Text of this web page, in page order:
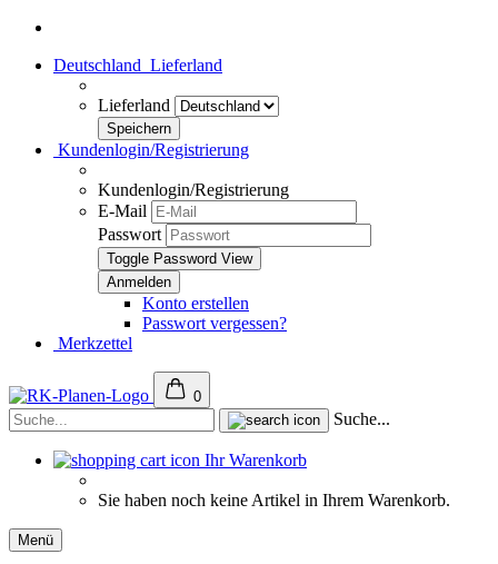
Deutschland Lieferland
Lieferland
Kundenlogin/Registrierung
Kundenlogin/Registrierung
E-Mail
Passwort
Toggle Password View
Konto erstellen
Passwort vergessen?
Merkzettel
0
Suche...
Ihr Warenkorb
Sie haben noch keine Artikel in Ihrem Warenkorb.
Menü